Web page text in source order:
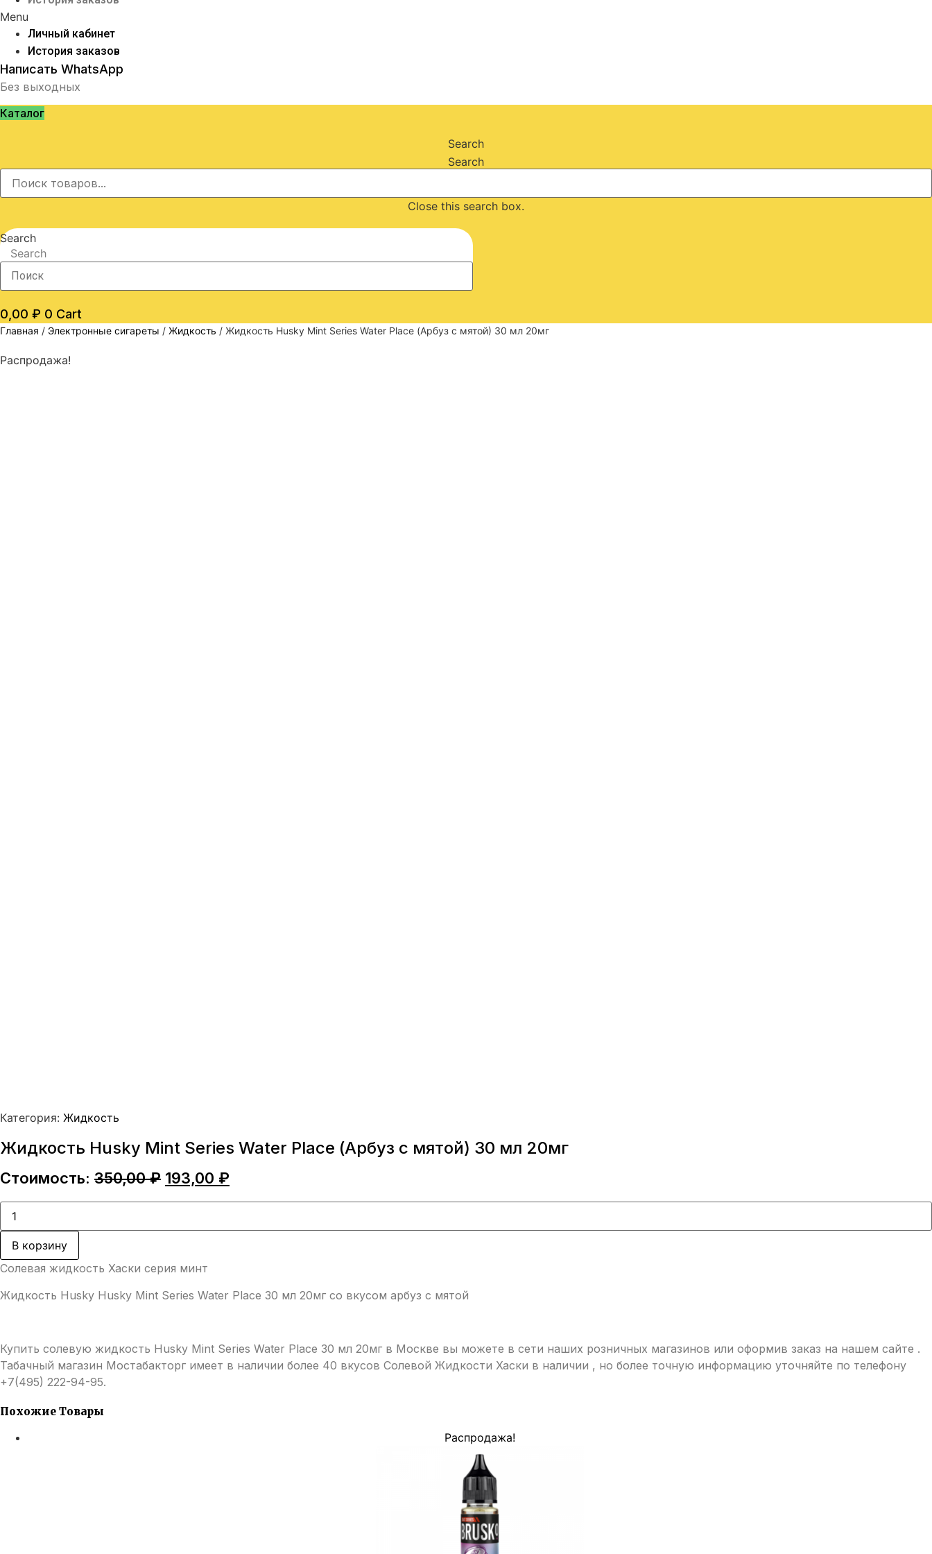
Menu
Личный кабинет
История заказов
Написать WhatsApp
Без выходных
Каталог
Search
Search
Close this search box.
Search
Search
0,00 ₽ 0 Cart
Главная / Электронные сигареты / Жидкость / Жидкость Husky Mint Series Water Place (Арбуз с мятой) 30 мл 20мг
Распродажа!
Категория: Жидкость
Жидкость Husky Mint Series Water Place (Арбуз с мятой) 30 мл 20мг
Стоимость: 350,00₽ Первоначальная
составляла
193,00 ₽
193,00 ₽.
Количество
товара
Жидкость
Husky
Mint
Series
Water
(Арбуз
20мг
В корзину
Солевая жидкость Хаски серия минт
Жидкость Husky Husky Mint Series Water Place 30 мл 20мг со вкусом арбуз с мятой
Купить солевую жидкость Husky Mint Series Water Place 30 мл 20мг в Москве вы можете в сети наших розничных магазинов или оформив заказ на нашем сайте .
Табачный магазин Мостабакторг имеет в наличии более 40 вкусов Солевой Жидкости Хаски в наличии , но более точную информацию уточняйте по телефону
+7(495) 222-94-95.
Похожие Товары
Распродажа!